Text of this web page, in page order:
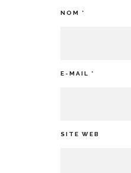
NOM *
E-MAIL *
SITE WEB